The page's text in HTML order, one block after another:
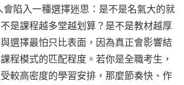
陷入一種選擇迷思：是不是名氣大的就
是課程越多堂越划算？是不是教材越厚
選擇最怕只比表面，因為真正會影響結
程模式的匹配程度。若你是全職考生，
較高密度的學習安排，那麼節奏快、作